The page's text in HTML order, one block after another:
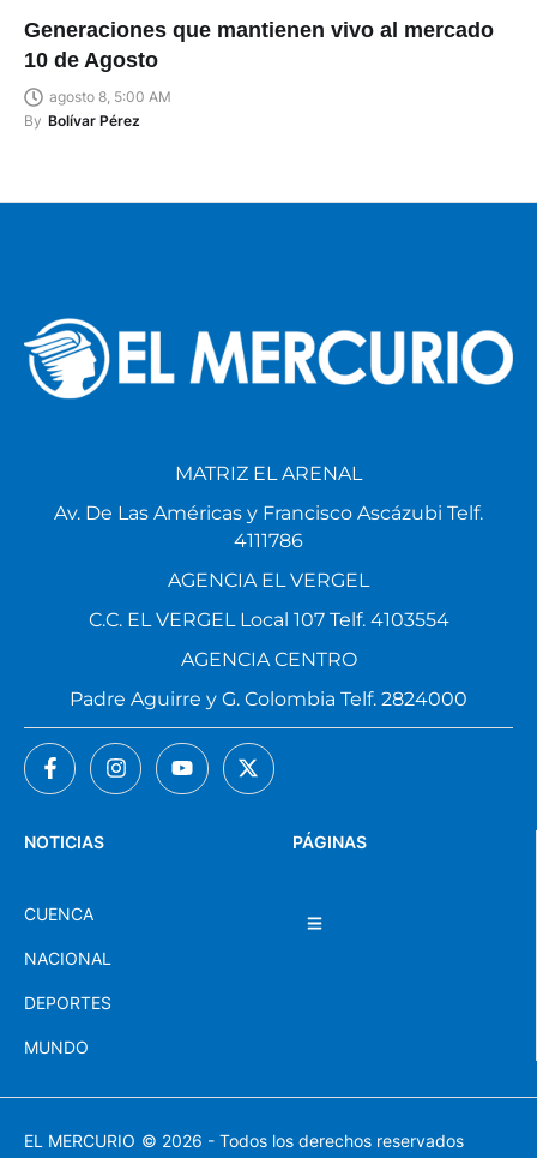
Generaciones que mantienen vivo al mercado
10 de Agosto
agosto 8, 5:00 AM
By Bolívar Pérez
PÁGINAS
NOTICIAS
CUENCA
NACIONAL
DEPORTES
MUNDO
MATRIZ EL ARENAL
Av. De Las Américas y Francisco Ascázubi Telf.
4111786
AGENCIA EL VERGEL
C.C. EL VERGEL Local 107 Telf. 4103554
AGENCIA CENTRO
Padre Aguirre y G. Colombia Telf. 2824000
EL MERCURIO © 2026 - Todos los derechos reservados